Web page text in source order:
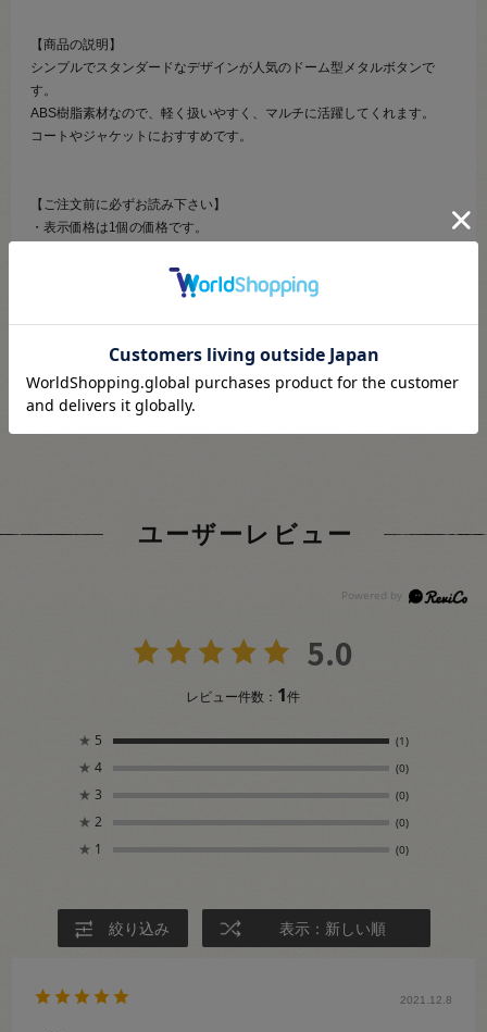
【商品の説明】
シンプルでスタンダードなデザインが人気のドーム型メタルボタンで
す。
ABS樹脂素材なので、軽く扱いやすく、マルチに活躍してくれます。
コートやジャケットにおすすめです。
【ご注文前に必ずお読み下さい】
・表示価格は1個の価格です。
なる場合がございます。
・ボタンはロットによって1mm強のサイズ差異が生じる場合もございま
・当社の他オンラインショップと在庫を共有しており、注文が確定して
も完売･欠品の場合があります。予めご了承下さい。
ユーザーレビュー
5.0
レビュー件数： 1件
★ 5 (1)
★ 4 (0)
★ 3 (0)
★ 2 (0)
★ 1 (0)
絞り込み 表示：新しい順
2021.12.8